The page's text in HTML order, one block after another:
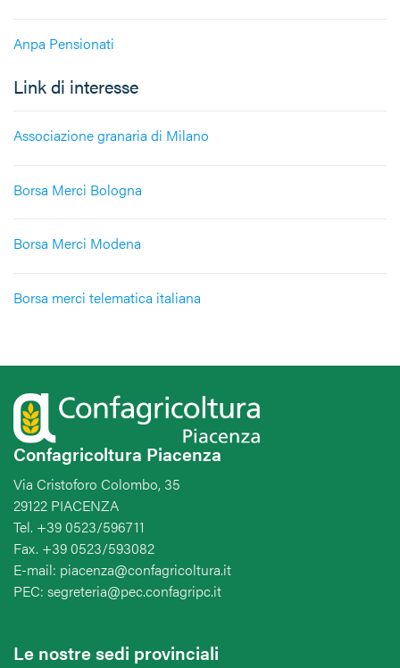
Anpa Pensionati
Link di interesse
Associazione granaria di Milano
Borsa Merci Bologna
Borsa Merci Modena
Borsa merci telematica italiana
Confagricoltura Piacenza
Via Cristoforo Colombo, 35
29122 PIACENZA
Tel. +39 0523/596711
Fax. +39 0523/593082
E-mail: piacenza@confagricoltura.it
PEC: segreteria@pec.confagripc.it
Le nostre sedi provinciali